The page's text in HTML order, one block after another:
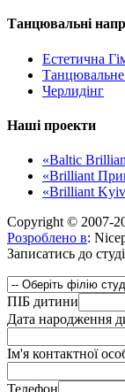
Танцювальні
Естетична
Черлидінг
Наші проекти
«Baltic
«Brilliant
«Brilliant
Copyright © 2007-
Розроблено в:
Записатись до
ПІБ дитини
Дата народження
Ім'я контактної
Телефон